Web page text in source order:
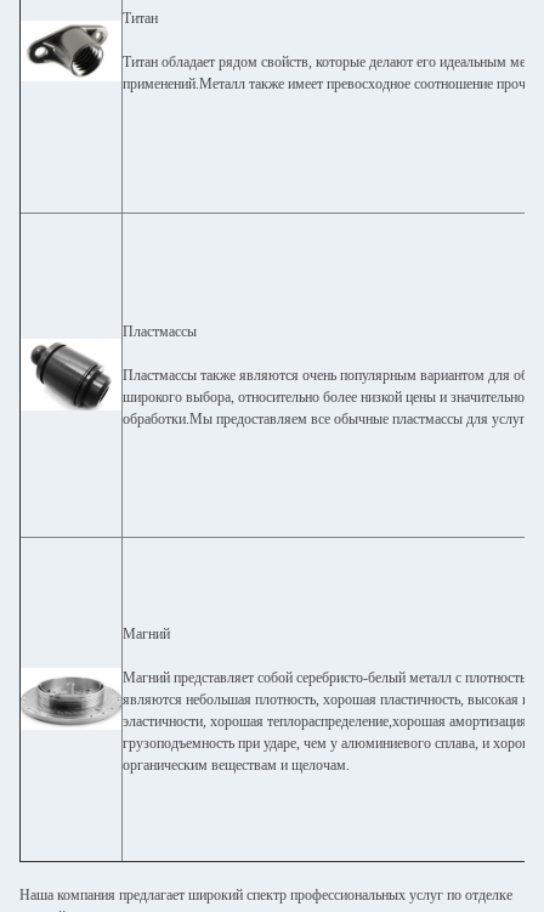
Титан
Титан обладает рядом свойств, которые делают его идеальным
применений.Металл также имеет превосходное соотношение
Пластмассы
Пластмассы также являются очень популярным вариантом для
широкого выбора, относительно более низкой цены и значительно
обработки.Мы предоставляем все обычные пластмассы для услуг
Магний
Магний представляет собой серебристо-белый металл с
являются небольшая плотность, хорошая пластичность, высокая
эластичности, хорошая теплораспределение,хорошая амортизация
грузоподъемность при ударе, чем у алюминиевого сплава, и
органическим веществам и щелочам.
Наша компания предлагает широкий спектр профессиональных услуг по отделке